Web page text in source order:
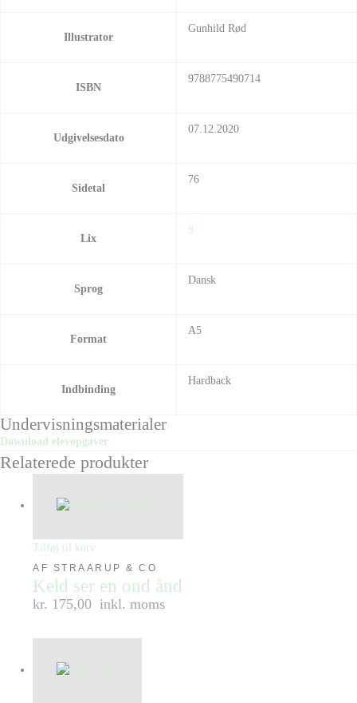
Illustrator
Gunhild Rød
ISBN
9788775490714
Udgivelsesdato
07.12.2020
Sidetal
76
Lix
9
Sprog
Dansk
Format
A5
Indbinding
Hardback
Undervisningsmaterialer
Download elevopgaver
Relaterede produkter
Tilføj til kurv
AF STRAARUP & CO
Keld ser en ond ånd
kr. 175,00 inkl. moms